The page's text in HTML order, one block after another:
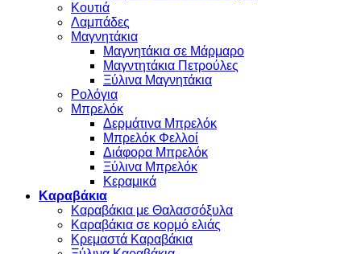
Κουτιά
Λαμπάδες
Μαγνητάκια
Μαγνητάκια σε Μάρμαρο
Μαγντητάκια Πετρούλες
Ξύλινα Μαγνητάκια
Ρολόγια
Μπρελόκ
Δερμάτινα Μπρελόκ
Μπρελόκ Φελλοί
Διάφορα Μπρελόκ
Ξύλινα Μπρελόκ
Κεραμικά
Καραβάκια
Καραβάκια με Θαλασσόξυλα
Καραβάκια σε κορμό ελιάς
Κρεμαστά Καραβάκια